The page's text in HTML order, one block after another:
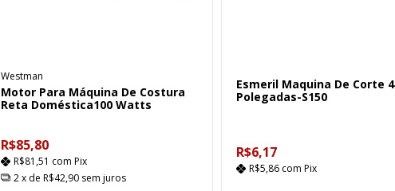
Westman
Motor Para Máquina De Costura
Reta Doméstica100 Watts
R$85,80
R$81,51 com Pix
2x de R$42,90 sem juros
Esmeril Maquina De Corte 4
Polegadas-S150
R$6,17
R$5,86 com Pix